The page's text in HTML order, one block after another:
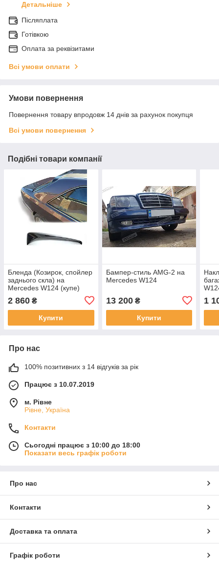
Детальніше
Післяплата
Готівкою
Оплата за реквізитами
Всі умови оплати
Умови повернення
Повернення товару впродовж 14 днів за рахунок покупця
Всі умови повернення
Подібні товари компанії
Бленда (Козирок, спойлер
заднього скла) на
Mercedes W124 (купе)
2 860 ₴
Купити
Бампер-стиль AMG-2 на
Mercedes W124
13 200₴
Купити
1
Про нас
100% позитивних з 14 відгуків за рік
Працює з 10.07.2019
м. Рівне
Рівне, Україна
Контакти
Сьогодні працює з 10:00 до 18:00
Показати весь графік роботи
Про нас
Контакти
Доставка та оплата
Графік роботи